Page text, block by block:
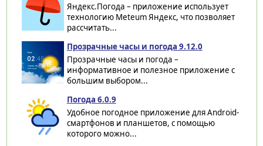
Яндекс.Погода – приложение использует
технологию Meteum Яндекс, что позволяет
рассчитать...
Прозрачные часы и погода 9.12.0
Прозрачные часы и погода –
информативное и полезное приложение с
большим выбором...
Погода 6.0.9
Удобное погодное приложение для Android-
смартфонов и планшетов, с помощью
которого можно...